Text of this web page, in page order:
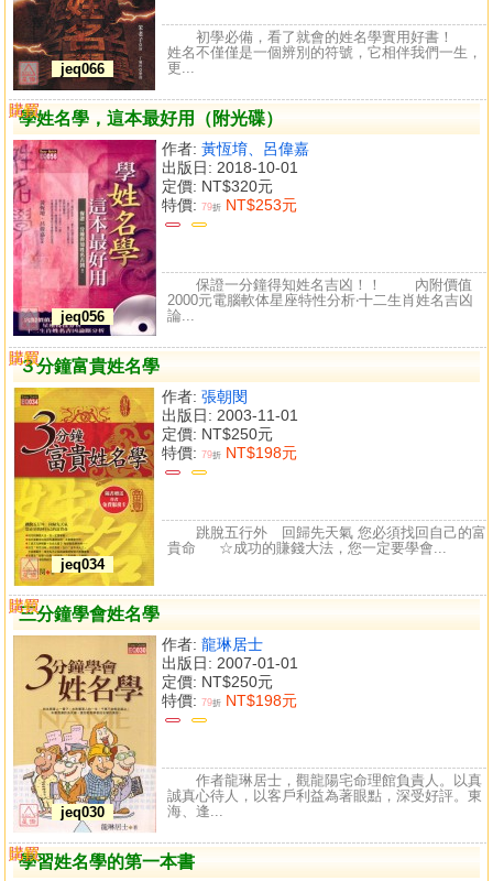
jeq066
初學必備，看了就會的姓名學實用好書！
姓名不僅僅是一個辨別的符號，它相伴我們一生，
更...
學姓名學，這本最好用（附光碟）
jeq056
作者: 黃恆堉、呂偉嘉
出版日: 2018-10-01
定價: NT$320元
特價: 79折 NT$253元
購買
比較
保證一分鐘得知姓名吉凶！！ 內附價值
2000元電腦軟体星座特性分析‧十二生肖姓名吉凶
論...
３分鐘富貴姓名學
jeq034
作者: 張朝閔
出版日: 2003-11-01
定價: NT$250元
特價: 79折 NT$198元
購買
比較
跳脫五行外 回歸先天氣 您必須找回自己的富
貴命 ☆成功的賺錢大法，您一定要學會...
三分鐘學會姓名學
jeq030
作者: 龍琳居士
出版日: 2007-01-01
定價: NT$250元
特價: 79折 NT$198元
購買
比較
作者龍琳居士，觀龍陽宅命理館負責人。以真
誠真心待人，以客戶利益為著眼點，深受好評。東
海、逢...
學習姓名學的第一本書
購買
比較